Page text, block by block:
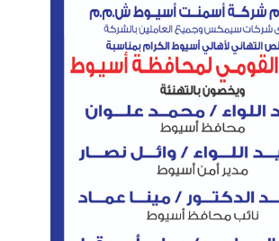
أن مصر تقوم بتعظيم انتاجها من الغاز
الغاز الطبيعى المسال إلى اوروبا
الى الاردن عبر خط الغاز العربى كما
الى لبنان في اسرع وقت ممكن .
المنتدى أهتم بإتاحة الفرصة لمشاركة
المشترك مع الحكومات حيث يضم
30 شركة فى اللجنة الاستشارية لصناعة الغاز
تضم شركات دولية ومتعددة الجنسيات